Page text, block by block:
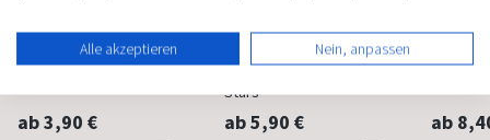
Neue Post
ab 3,90 €
Stars
ab 5,90 € ab
Alle akzeptieren Nein, anpassen